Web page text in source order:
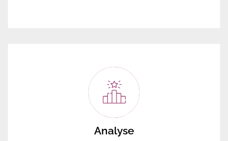
Analyse